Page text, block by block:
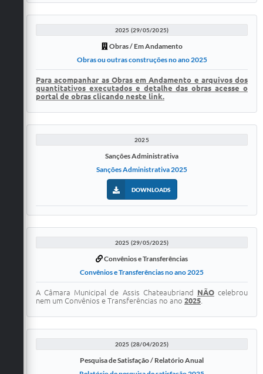
2025 (29/05/2025)
Obras / Em Andamento
Obras ou outras construções no ano 2025
Para acompanhar as Obras em Andamento e arquivos dos
quantitativos executados e detalhe das obras acesse o
portal de obras clicando neste link.
2025
Sanções Administrativa
Sanções Administrativa 2025
DOWNLOADS
2025 (29/05/2025)
Convênios e Transferências
Convênios e Transferências no ano 2025
A Câmara Municipal de Assis Chateaubriand NÃOcelebrou
nem um Convênios e Transferências no ano 2025
2025 (28/04/2025)
Pesquisa de Satisfação / Relatório Anual